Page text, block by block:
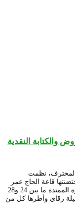
والكتابة النقدية
للمسرح المحترف، نظمت
قاعة الحاج عمر
بالمسرح الوطني محي الدين بشطارزي، خلال الفترة الممتدة ما بين 24 و28
جميلة زقاي وأطرها كل من